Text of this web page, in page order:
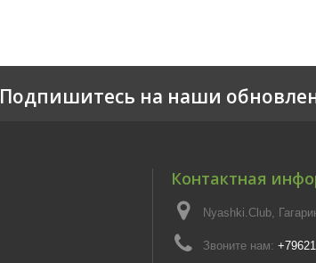
Подпишитесь на наши
Контактная
Nyashki.Club,
Звоните нам: